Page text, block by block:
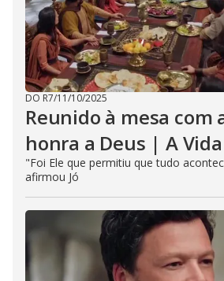
DO R7/11/10/2025
Reunido à mesa com
honra a Deus | A Vida
"Foi Ele que permitiu que tudo
afirmou Jó